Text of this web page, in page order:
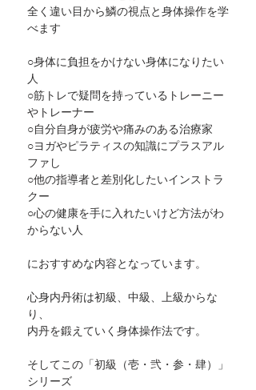
全く違い目から鱗の視点と身体操作を学
べます
○身体に負担をかけない身体になりたい
人
○筋トレで疑問を持っているトレーニー
やトレーナー
○自分自身が疲労や痛みのある治療家
○ヨガやピラティスの知識にプラスアル
ファし
○他の指導者と差別化したいインストラ
クー
○心の健康を手に入れたいけど方法がわ
からない人
におすすめな内容となっています。
心身内丹術は初級、中級、上級からな
り、
内丹を鍛えていく身体操作法です。
そしてこの「初級（壱・弐・参・肆）」
シリーズ